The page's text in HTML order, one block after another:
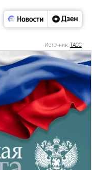
Источник:ТАСС